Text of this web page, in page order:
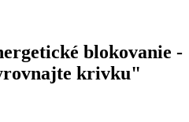
blokovanie -
krivku"